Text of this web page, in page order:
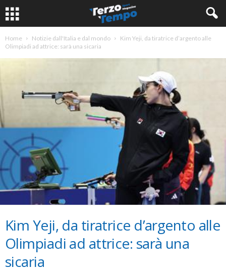
Home Notizie dall'Italia e dal mondo
Kim Yeji, da tiratrice d’argento alle
Olimpiadi ad attrice: sarà una sicaria
Kim Yeji, da tiratrice d’argento alle
Olimpiadi ad attrice: sarà una
sicaria